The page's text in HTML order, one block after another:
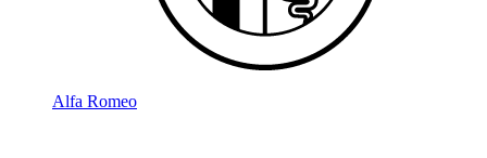
Alfa Romeo